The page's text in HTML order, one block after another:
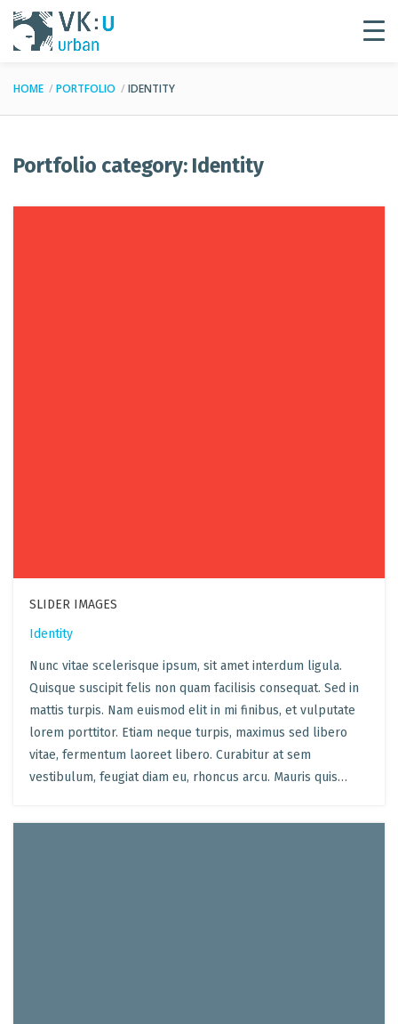
HOME PORTFOLIO IDENTITY
Portfolio category: Identity
SLIDER IMAGES
Identity
Nunc vitae scelerisque ipsum, sit amet interdum ligula.
Quisque suscipit felis non quam facilisis consequat. Sed in
mattis turpis. Nam euismod elit in mi finibus, et vulputate
lorem porttitor. Etiam neque turpis, maximus sed libero
vitae, fermentum laoreet libero. Curabitur at sem
vestibulum, feugiat diam eu, rhoncus arcu. Mauris quis…